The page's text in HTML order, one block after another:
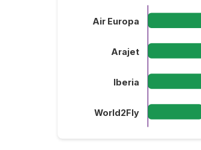
Air Europa
Arajet
Iberia
World2Fly